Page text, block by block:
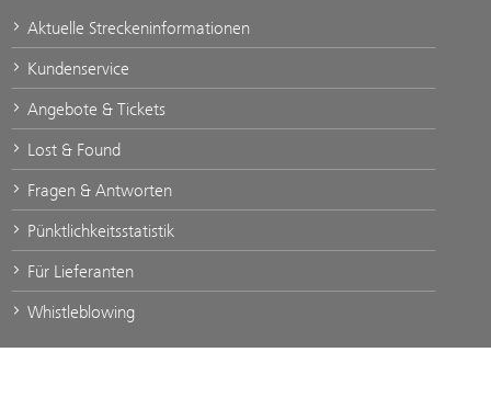
Aktuelle Streckeninformationen
Kundenservice
Angebote & Tickets
Lost & Found
Fragen & Antworten
Pünktlichkeitsstatistik
Für Lieferanten
Whistleblowing